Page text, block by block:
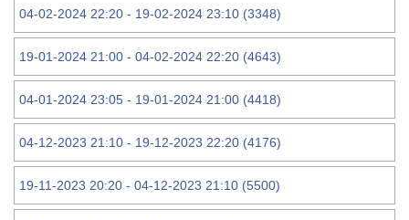
04-02-2024 22:20 - 19-02-2024 23:10 (3348)
19-01-2024 21:00 - 04-02-2024 22:20 (4643)
04-01-2024 23:05 - 19-01-2024 21:00 (4418)
04-12-2023 21:10 - 19-12-2023 22:20 (4176)
19-11-2023 20:20 - 04-12-2023 21:10 (5500)